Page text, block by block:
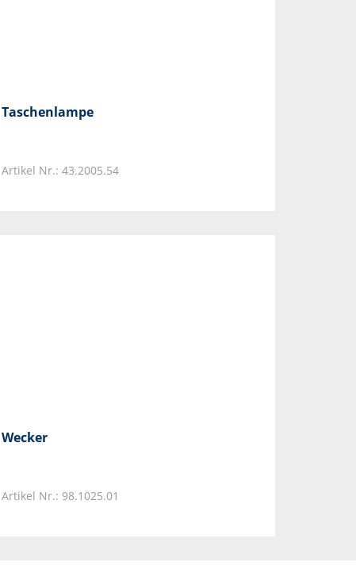
Taschenlampe
Artikel Nr.: 43.2005.54
Wecker
Artikel Nr.: 98.1025.01